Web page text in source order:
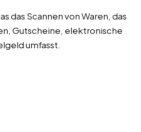
das Scannen von Waren, das
Gutscheine, elektronische
umfasst.